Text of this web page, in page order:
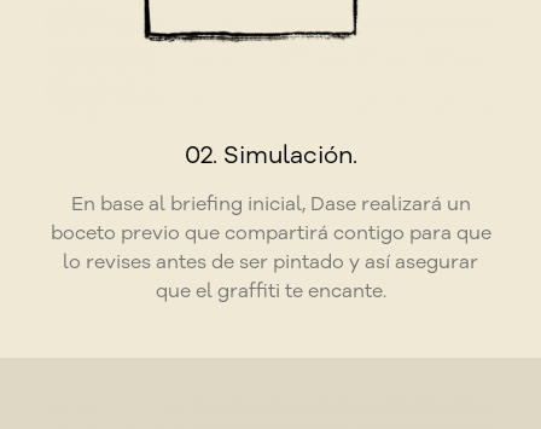
02. Simulación.
En base al briefing inicial, Dase realizará un
boceto previo que compartirá contigo para que
lo revises antes de ser pintado y así asegurar
que el graffiti te encante.